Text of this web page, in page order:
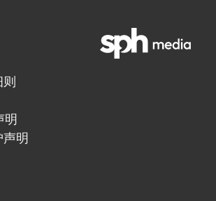
则
明
明